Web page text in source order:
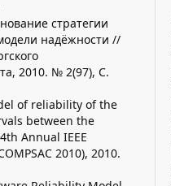
стратегии
надёжности //
2010. № 2(97), С.
of reliability of the
between the
Annual IEEE
2010), 2010.